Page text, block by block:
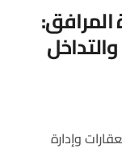
المرافق: